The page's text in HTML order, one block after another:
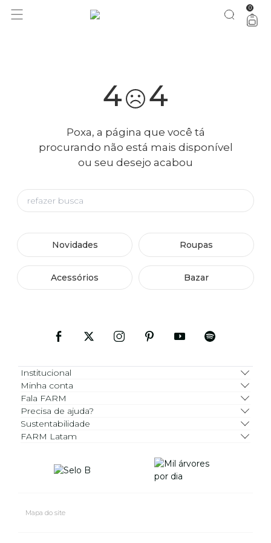
você merece 30% OFF pra comemorar com a gente aproveita! 0
4 4
Poxa, a página que você tá
procurando não está mais disponível
ou seu desejo acabou
Novidades Roupas
Acessórios Bazar
Institucional
Minha conta
Fala FARM
Precisa de ajuda?
Sustentabilidade
FARM Latam
Mapa do site